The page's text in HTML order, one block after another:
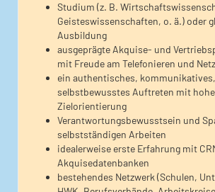
Studium (z. B.
Geisteswissenschaften, o. ä.) oder
Ausbildung
ausgeprägte Akquise- und
mit Freude am Telefonieren und
ein authentisches, kommunikatives,
selbstbewusstes Auftreten mit
Zielorientierung
Verantwortungsbewusstsein und
selbstständigen Arbeiten
idealerweise erste Erfahrung mit
Akquisedatenbanken
bestehendes Netzwerk (Schulen,